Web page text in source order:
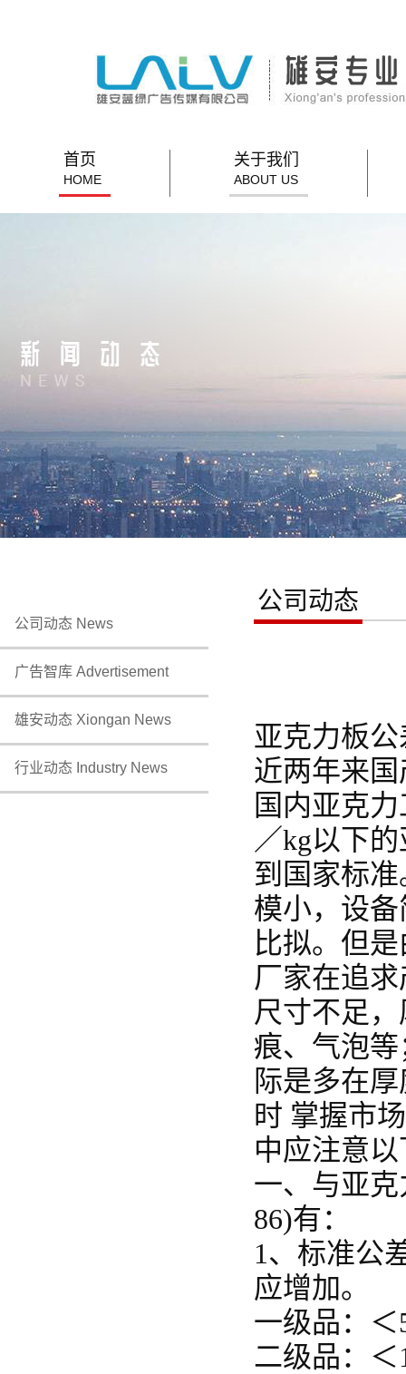
首页
HOME
关于我们
ABOUT US
公司动态 News
广告智库 Advertisement
雄安动态 Xiongan News
行业动态 Industry News
公司动态
亚克力板
近两年来
国内亚克
／kg以下
到国家标
模小，设
比拟。但
厂家在追
尺寸不足
痕、气泡
际是多在
时 掌握市
中应注意
一、与亚
86)有：
1、标准公
应增加。
一级品：＜
二级品：＜